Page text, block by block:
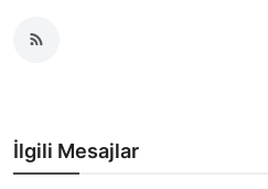
İlgili Mesajlar